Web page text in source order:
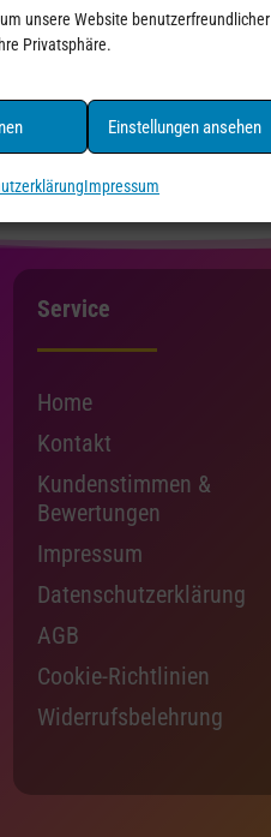
unsere Website benutzerfreundlicher
Privatsphäre.
Einstellungen ansehen
Impressum
Service
Home
Kontakt
Kundenstimmen &
Bewertungen
Impressum
Datenschutzerklärung
AGB
Cookie-Richtlinien
Widerrufsbelehrung